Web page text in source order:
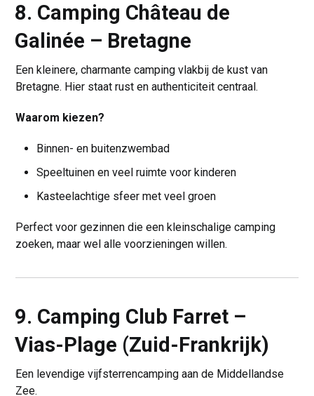
8. Camping Château de
Galinée – Bretagne
Een kleinere, charmante camping vlakbij de kust van
Bretagne. Hier staat rust en authenticiteit centraal.
Waarom kiezen?
Binnen- en buitenzwembad
Speeltuinen en veel ruimte voor kinderen
Kasteelachtige sfeer met veel groen
Perfect voor gezinnen die een kleinschalige camping
zoeken, maar wel alle voorzieningen willen.
9. Camping Club Farret –
Vias-Plage (Zuid-Frankrijk)
Een levendige vijfsterrencamping aan de Middellandse
Zee.